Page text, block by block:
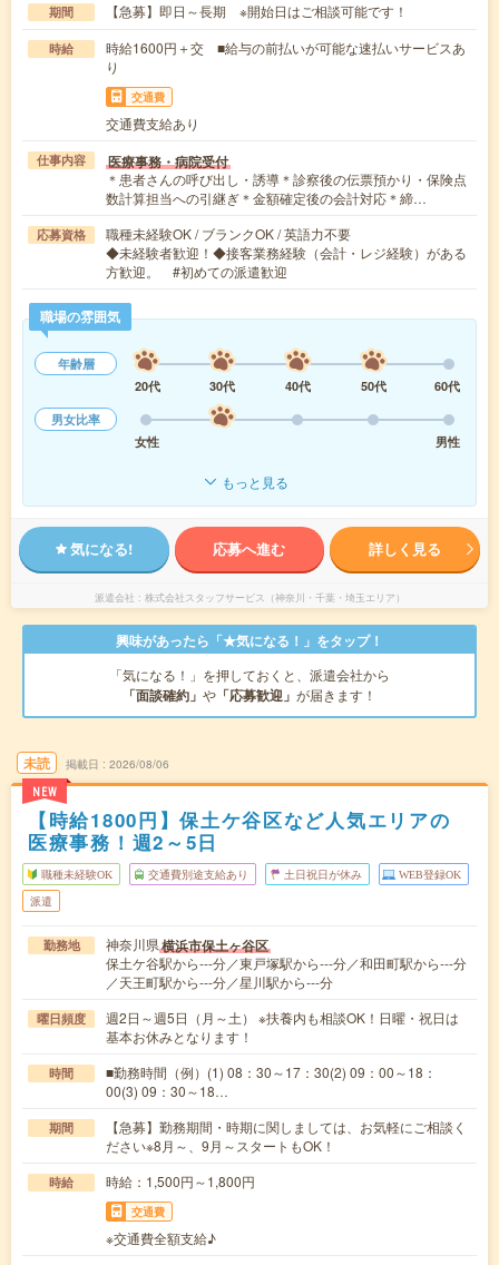
期間 【急募】即日～長期 ※開始日はご相談可能です！
時給
時給1600円＋交 ■給与の前払いが可能な速払いサービスあ
り
交通費
交通費支給あり
仕事内容 医療事務・病院受付
＊患者さんの呼び出し・誘導＊診察後の伝票預かり・保険点
数計算担当への引継ぎ＊金額確定後の会計対応＊締…
応募資格
職種未経験OK / ブランクOK / 英語力不要
◆未経験者歓迎！◆接客業務経験（会計・レジ経験）がある
方歓迎。 #初めての派遣歓迎
職場の雰囲気
年齢層
20代
30代 40代 50代
60代
男女比率
女性
男性
もっと見る
気になる! 応募へ進む 詳しく見る
派遣会社 株式会社スタッフサービス（神奈川・千葉・埼玉エリア）
興味があったら「★気になる！」をタップ！
「気になる！」を押しておくと、派遣会社から
「面談確約」 や 「応募歓迎」 が届きます！
未読
NEW
掲載日 2026/08/06
【時給1800円】保土ケ谷区など人気エリアの
医療事務！週2～5日
職種未経験OK 交通費別途支給あり 土日祝日が休み WEB登録OK
派遣
勤務地 神奈川県横浜市保土ヶ谷区
保土ケ谷駅から---分／東戸塚駅から---分／和田町駅から---分
／天王町駅から---分／星川駅から---分
曜日頻度
週2日～週5日（月～土） ※扶養内も相談OK！日曜・祝日は
基本お休みとなります！
時間
■勤務時間（例）(1) 08：30～17：30(2) 09：00～18：
00(3) 09：30～18…
期間
【急募】勤務期間・時期に関しましては、お気軽にご相談く
ださい※8月～、9月～スタートもOK！
時給 時給：1,500円～1,800円
交通費
※交通費全額支給♪